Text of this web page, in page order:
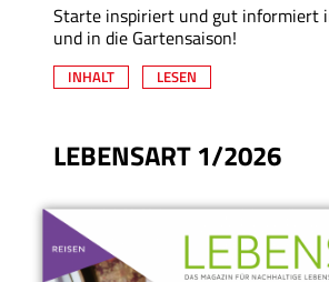
Starte inspiriert und gut informiert
und in die Gartensaison!
INHALT LESEN
LEBENSART 1/2026